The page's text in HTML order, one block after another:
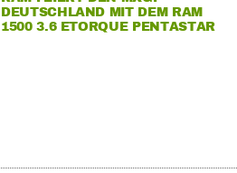
DEUTSCHLAND MIT DEM RAM
1500 3.6 ETORQUE PENTASTAR